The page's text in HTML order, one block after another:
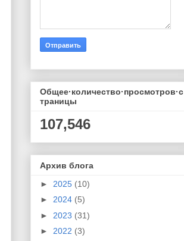
Общее·количество·просмотров·с
траницы
107,546
Архив блога
► 2025 (10)
► 2024 (5)
► 2023 (31)
► 2022 (3)